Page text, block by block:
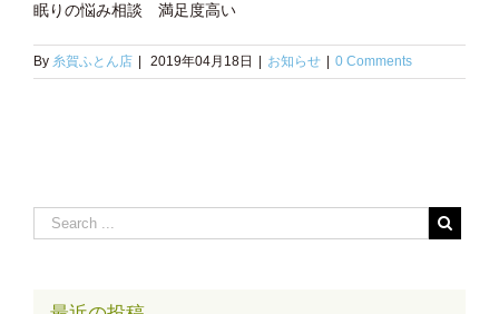
眠りの悩み相談 満足度高い
By 糸賀ふとん店 2019年04月18日 お知らせ 0 Comments